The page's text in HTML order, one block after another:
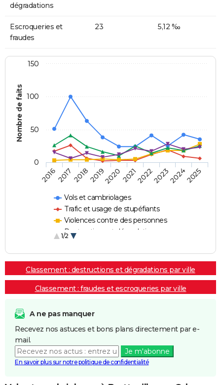
dégradations
Escroqueries et
fraudes
23 5,12 ‰
Nombre de faits
Vols et cambriolages
Trafic et usage de stupéfiants
Violences contre des personnes
Destructions et dégradations
1/2
2016201720182019202020212022202320242025
0
50
100
150
Classement : destructions et dégradations par ville
Classement : fraudes et escroqueries par ville
A ne pas manquer
Recevez nos astuces et bons plans directement par e-
mail.
Je m'abonne
En savoir plus sur notre politique de confidentialité